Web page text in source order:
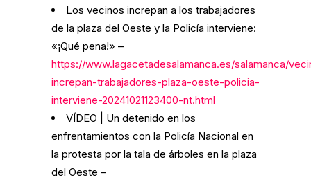
Los vecinos increpan a los trabajadores
de la plaza del Oeste y la Policía interviene:
«¡Qué pena!» –
https://www.lagacetadesalamanca.es/salamanca/
increpan-trabajadores-plaza-oeste-policia-
interviene-20241021123400-nt.html
VÍDEO | Un detenido en los
enfrentamientos con la Policía Nacional en
la protesta por la tala de árboles en la plaza
del Oeste –